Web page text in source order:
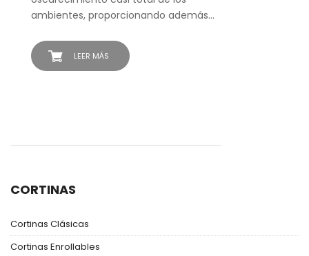
CORTINAS
Cortinas Clásicas
Cortinas Enrollables
LEER MÁS
ambientes, proporcionando además…